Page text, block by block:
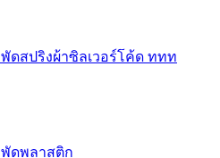
พัดสปริงผ้าซิลเวอร์โค้ด ททท
พัดพลาสติก